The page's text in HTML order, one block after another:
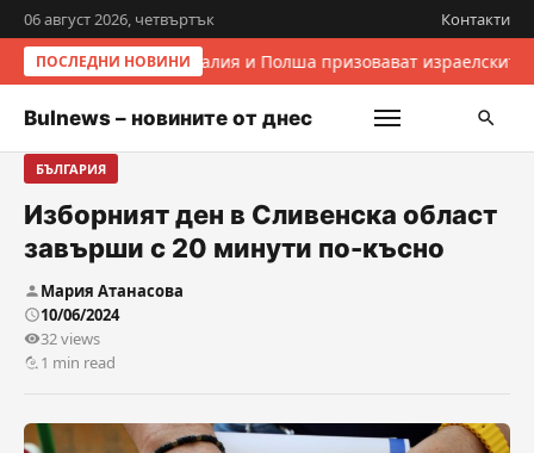
06 август 2026, четвъртък Контакти
ПОСЛЕДНИ НОВИНИИталия и Полша призовават
Bulnews – новините от днес
БЪЛГАРИЯ
Изборният ден в Сливенска област
завърши с 20 минути по-късно
Мария Атанасова
10/06/2024
32 views
1 min read